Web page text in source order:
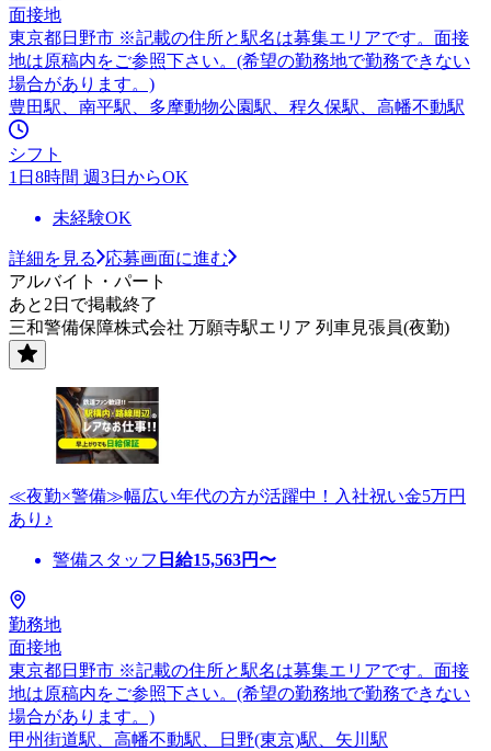
面接地
東京都日野市 ※記載の住所と駅名は募集エリアです。面接
地は原稿内をご参照下さい。(希望の勤務地で勤務できない
場合があります。)
豊田駅、南平駅、多摩動物公園駅、程久保駅、高幡不動駅
シフト
1日8時間 週3日からOK
未経験OK
詳細を見る
応募画面に進む
アルバイト・パート
あと2日で掲載終了
三和警備保障株式会社 万願寺駅エリア 列車見張員(夜勤)
≪夜勤×警備≫幅広い年代の方が活躍中！入社祝い金5万円
あり♪
警備スタッフ 日給15,563円〜
勤務地
面接地
東京都日野市 ※記載の住所と駅名は募集エリアです。面接
地は原稿内をご参照下さい。(希望の勤務地で勤務できない
場合があります。)
甲州街道駅、高幡不動駅、日野(東京)駅、矢川駅